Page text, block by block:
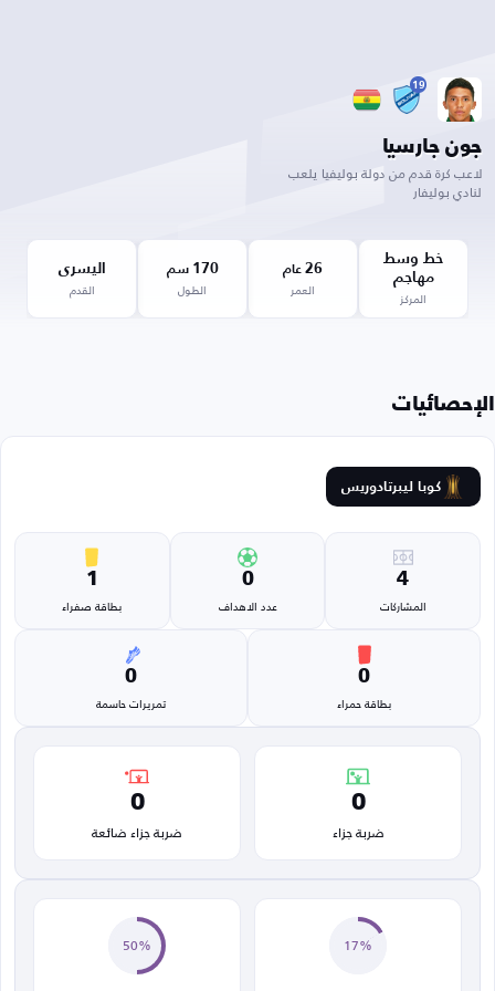
19
جون جارسيا
لاعب كرة قدم من دولة بوليفيا يلعب
لنادي بوليفار
خط وسط
مهاجم
المركز
26 عام
العمر
170 سم
الطول
اليسرى
القدم
الإحصائيات
كوبا ليبرتادوريس
4
المشاركات
0
عدد الاهداف
1
بطاقة صفراء
0
بطاقة حمراء
0
تمريرات حاسمة
0
ضربة جزاء
0
ضربة جزاء ضائعة
17%
50%